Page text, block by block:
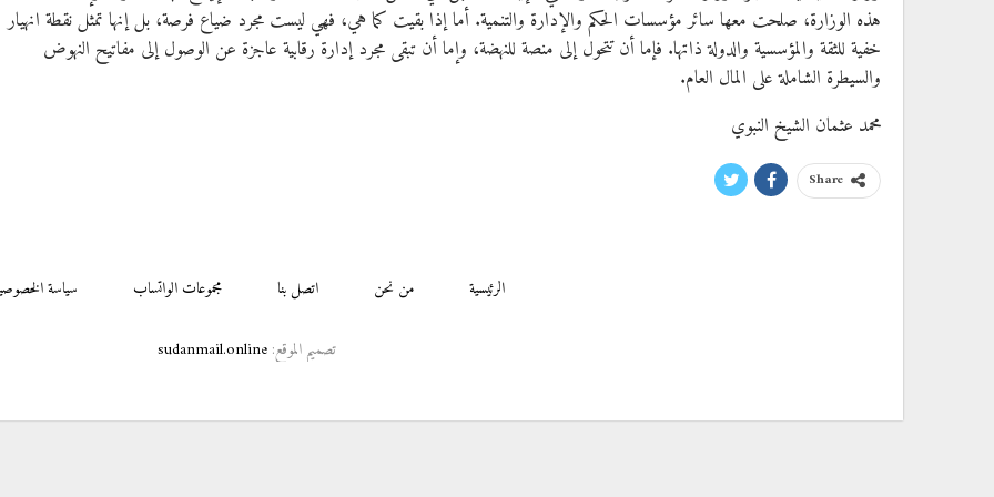
هذه الوزارة، صلحت معها سائر مؤسسات الحكم والإدارة والتنمية. أما إذا بقيت كما هي، فهي ليست مجرد ضياع فرصة، بل إنها تمثل نقطة انهيار
خفية للثقة والمؤسسية والدولة ذاتها. فإما أن تتحول إلى منصة للنهضة، وإما أن تبقى مجرد إدارة رقابية عاجزة عن الوصول إلى مفاتيح النهوض
والسيطرة الشاملة على المال العام.
محمد عثمان الشيخ النبوي
Share
الرئيسية من نحن اتصل بنا مجموعات الواتساب سياسة
تصميم الموقع:sudanmail.online